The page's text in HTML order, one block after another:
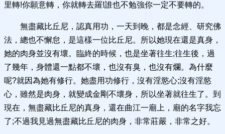
里轉!你願意轉，你就轉去羅!誰也不勉強你一定不要轉的。
無盡藏比丘尼，認真用功，一天到晚，都是念經、研究佛
法，總也不懈怠，是這樣一位比丘尼。所以她現在還是真身，
她的肉身並沒有壞。臨終的時候，也是坐著往生;往生後，過
了幾年，身體還一點都不壞，也沒有臭，也沒有爛。為什麼
呢?就因為她有修行。她盡用功修行，沒有淫慾心;沒有淫慾
心，雖然是肉身，就變成金剛不壞身，所以坐著就往生了。到
現在，無盡藏比丘尼的真身，還在曲江一廟上，廟的名字我忘
了;不過我見過無盡藏比丘尼的肉身，非常莊嚴，非常之好。